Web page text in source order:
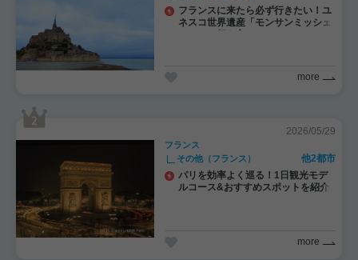
フランスに来たら必ず行きたい！ユ
ネスコ世界遺産「モンサンミッシェ
more
2026/05/29
フランス
その他（フランス）
他2都市
パリを効率よく巡る！1日観光モデ
ルコース&おすすめスポットを紹介
more